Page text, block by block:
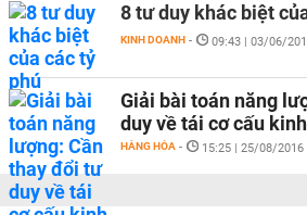
8 tư duy khác biệt
KINH DOANH - 09:43 | 03/06/
Giải bài toán năng
duy về tái cơ cấu
HÀNG HÓA - 15:25 | 25/08/2016